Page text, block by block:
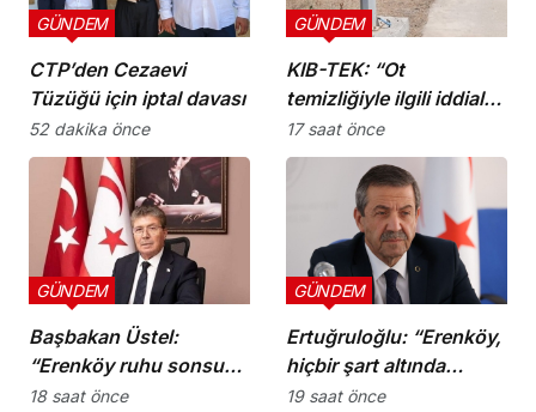
CTP’den Cezaevi
Tüzüğü için iptal davası
GÜNDEM
52 dakika önce
KIB-TEK: “Ot
temizliğiyle ilgili iddialar
doğru değil”
GÜNDEM
17 saat önce
Başbakan Üstel:
“Erenköy ruhu sonsuza
dek yaşayacaktır”
GÜNDEM
18 saat önce
Ertuğruloğlu: “Erenköy,
hiçbir şart altında
esareti kabul
GÜNDEM
19 saat önce